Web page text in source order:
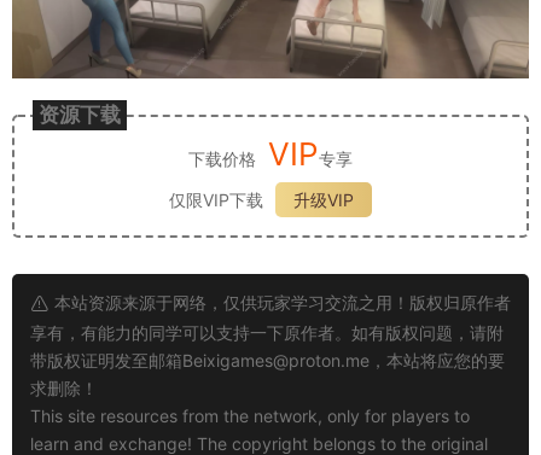
资源下载
下载价格 VIP专享
仅限VIP下载
升级VIP
本站资源来源于网络，仅供玩家学习交流之用！版权归原作者
享有，有能力的同学可以支持一下原作者。如有版权问题，请附
带版权证明发至邮箱Beixigames@proton.me ，本站将应您的要
求删除！
This site resources from the network, only for players to
learn and exchange! The copyright belongs to the original